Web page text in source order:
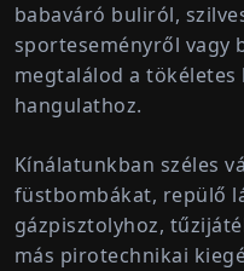
babaváró buliról,
sporteseményről vagy
megtalálod a
hangulathoz.
Kínálatunkban széles
füstbombákat, repülő
gázpisztolyhoz,
más pirotechnikai